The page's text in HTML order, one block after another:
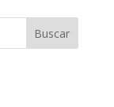
Buscar